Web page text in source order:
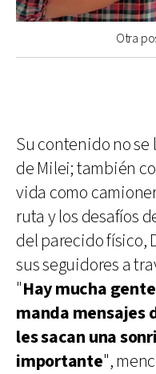
Otra
Su contenido no
de Milei; también
vida como
ruta y los desafíos
del parecido físico,
sus seguidores a
"Hay mucha
manda mensajes
les sacan una
importante",